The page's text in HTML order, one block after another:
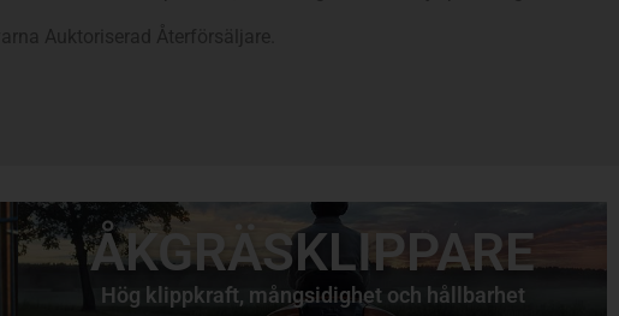
ÅKGRÄSKLIPPARE
Hög klippkraft, mångsidighet och hållbarhet